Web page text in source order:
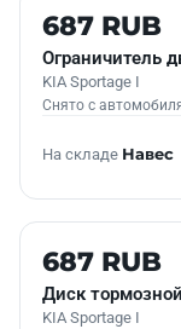
Б/У В НАЛИЧИИ
687 RUB
Ограничитель
KIA Sportage I
Снято с
На складе Навес
Б/У В НАЛИЧИИ
687 RUB
Диск
KIA Sportage I